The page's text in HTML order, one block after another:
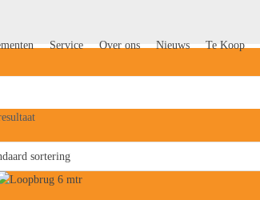
Service Over ons Nieuws Te Koop